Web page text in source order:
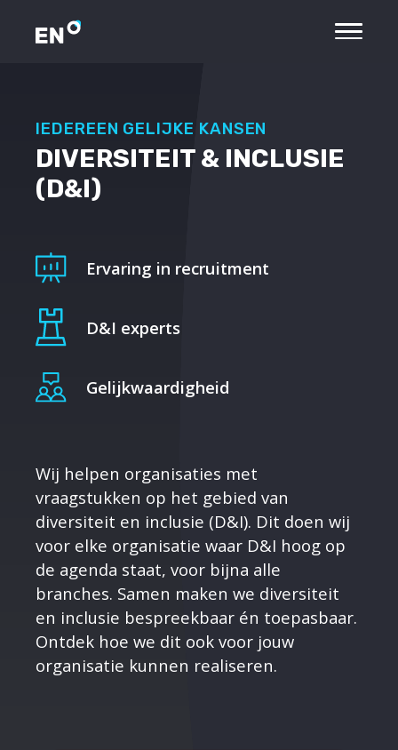
IEDEREEN GELIJKE KANSEN
DIVERSITEIT & INCLUSIE
(D&I)
Ervaring in recruitment
D&I experts
Gelijkwaardigheid
Wij helpen organisaties met
vraagstukken op het gebied van
diversiteit en inclusie (D&I). Dit doen wij
voor elke organisatie waar D&I hoog op
de agenda staat, voor bijna alle
branches. Samen maken we diversiteit
en inclusie bespreekbaar én toepasbaar.
Ontdek hoe we dit ook voor jouw
organisatie kunnen realiseren.